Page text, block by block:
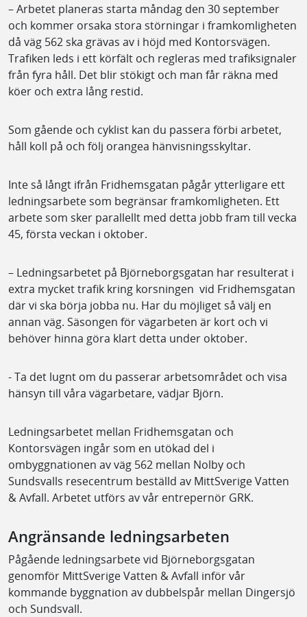
– Arbetet planeras starta måndag den 30 september
och kommer orsaka stora störningar i framkomligheten
då väg 562 ska grävas av i höjd med Kontorsvägen.
Trafiken leds i ett körfält och regleras med trafiksignaler
från fyra håll. Det blir stökigt och man får räkna med
köer och extra lång restid.
Som gående och cyklist kan du passera förbi arbetet,
håll koll på och följ orangea hänvisningsskyltar.
Inte så långt ifrån Fridhemsgatan pågår ytterligare ett
ledningsarbete som begränsar framkomligheten. Ett
arbete som sker parallellt med detta jobb fram till vecka
45, första veckan i oktober.
– Ledningsarbetet på Björneborgsgatan har resulterat i
extra mycket trafik kring korsningen vid Fridhemsgatan
där vi ska börja jobba nu. Har du möjliget så välj en
annan väg. Säsongen för vägarbeten är kort och vi
behöver hinna göra klart detta under oktober.
- Ta det lugnt om du passerar arbetsområdet och visa
hänsyn till våra vägarbetare, vädjar Björn.
Ledningsarbetet mellan Fridhemsgatan och
Kontorsvägen ingår som en utökad del i
ombyggnationen av väg 562 mellan Nolby och
Sundsvalls resecentrum beställd av MittSverige Vatten
& Avfall. Arbetet utförs av vår entrepernör GRK.
Angränsande ledningsarbeten
Pågående ledningsarbete vid Björneborgsgatan
genomför MittSverige Vatten & Avfall inför vår
kommande byggnation av dubbelspår mellan Dingersjö
och Sundsvall.